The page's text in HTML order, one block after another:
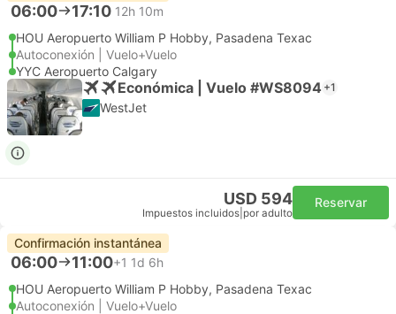
06:00 17:10 12h 10m
HOU Aeropuerto William P Hobby, Pasadena Texac
Autoconexión | Vuelo+Vuelo
YYC Aeropuerto Calgary
Económica | Vuelo #WS8094 +1
WestJet
USD 594
Impuestos incluidos por adulto
Reservar
Confirmación instantánea
06:00 11:00+1 1d 6h
HOU Aeropuerto William P Hobby, Pasadena Texac
Autoconexión | Vuelo+Vuelo